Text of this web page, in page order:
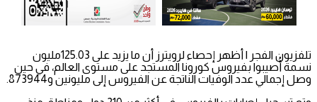
تلفزيون الفجر | أظهر إحصاء لرويترز أن ما يزيد على 125.03مليون
نسمة أُصيبوا بفيروس كورونا المستجد على مستوى العالم، في حين
وصل إجمالي عدد الوفيات الناتجة عن الفيروس إلى مليونين و873944.